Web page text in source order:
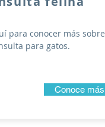
para conocer más sobre
para gatos.
Conoce más